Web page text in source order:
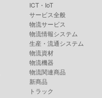
ICT・IoT
サービス全般
物流サービス
物流情報システム
生産・流通システム
物流資材
物流機器
物流関連商品
新商品
トラック